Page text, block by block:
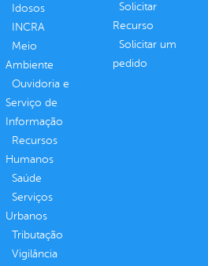
Idosos
INCRA
Meio
Ambiente
Ouvidoria e
Serviço de
Informação
Recursos
Humanos
Saúde
Serviços
Urbanos
Tributação
Vigilância
Solicitar
Recurso
Solicitar um
pedido